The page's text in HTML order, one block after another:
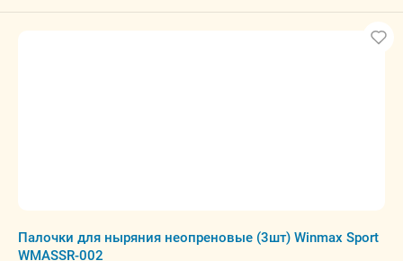
Палочки для ныряния неопреновые (3шт) Winmax Sport
WMASSR-002